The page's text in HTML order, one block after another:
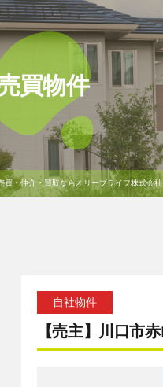
買物件
買・仲介・買取ならオリーブライフ株式会社
自社物件
【売主】川口市